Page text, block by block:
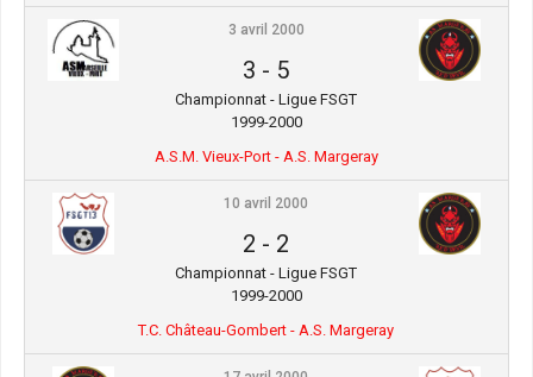
3 avril 2000
3 - 5
Championnat - Ligue FSGT
1999-2000
A.S.M. Vieux-Port - A.S. Margeray
10 avril 2000
2 - 2
Championnat - Ligue FSGT
1999-2000
T.C. Château-Gombert - A.S. Margeray